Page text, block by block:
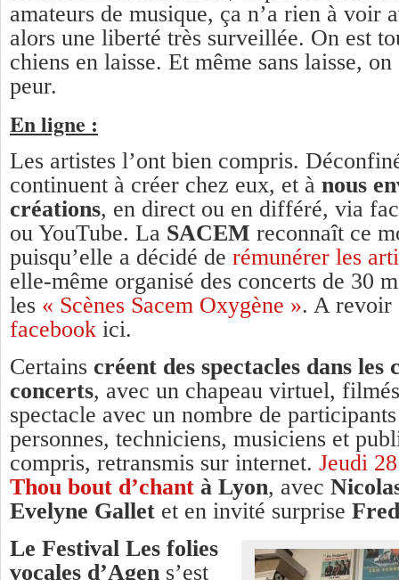
amateurs de musique, ça n’a rien à voir
alors une liberté très surveillée. On est
chiens en laisse. Et même sans laisse,
peur.
En ligne :
Les artistes l’ont bien compris.
continuent à créer chez eux, et à nous
créations, en direct ou en différé, via
ou YouTube. La SACEM reconnaît ce
puisqu’elle a décidé de rémunérer les
elle-même organisé des concerts de 30
les « Scènes Sacem Oxygène ». A
facebook ici.
Certains créent des spectacles dans les
concerts, avec un chapeau virtuel,
spectacle avec un nombre de
personnes, techniciens, musiciens et
compris, retransmis sur internet. Jeudi
Thou bout d’chant à Lyon, avec
Evelyne Gallet et en invité surprise
Le Festival Les folies
vocales d’Agen s’est